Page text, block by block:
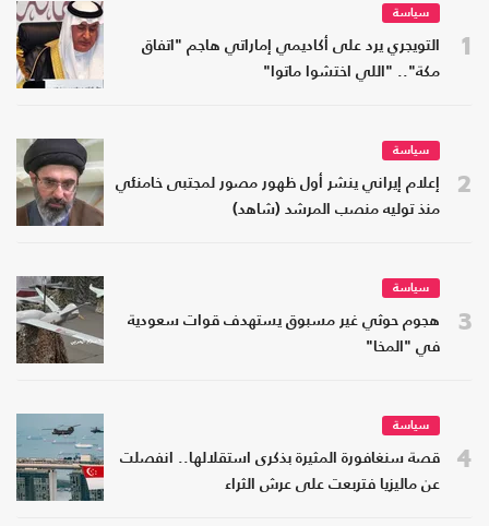
1
سياسة
التويجري يرد على أكاديمي إماراتي هاجم "اتفاق
مكة".. "اللي اختشوا ماتوا"
2
سياسة
إعلام إيراني ينشر أول ظهور مصور لمجتبى خامنئي
منذ توليه منصب المرشد (شاهد)
3
سياسة
هجوم حوثي غير مسبوق يستهدف قوات سعودية
في "المخا"
4
سياسة
قصة سنغافورة المثيرة بذكرى استقلالها.. انفصلت
عن ماليزيا فتربعت على عرش الثراء